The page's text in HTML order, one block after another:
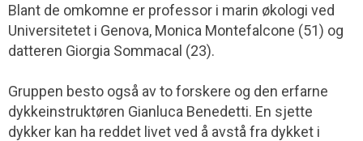
Blant de omkomne er professor i marin økologi ved
Universitetet i Genova, Monica Montefalcone (51) og
datteren Giorgia Sommacal (23).
Gruppen besto også av to forskere og den erfarne
dykkeinstruktøren Gianluca Benedetti. En sjette
dykker kan ha reddet livet ved å avstå fra dykket i